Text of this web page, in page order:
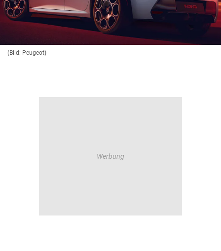
(Bild: Peugeot)